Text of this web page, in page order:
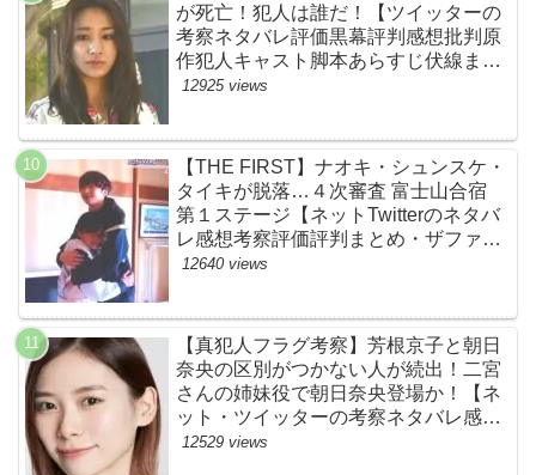
が死亡！犯人は誰だ！【ツイッターの
考察ネタバレ評価黒幕評判感想批判原
作犯人キャスト脚本あらすじ伏線まと
め】
12925 views
【THE FIRST】ナオキ・シュンスケ・
タイキが脱落…４次審査 富士山合宿
第１ステージ【ネットTwitterのネタバ
レ感想考察評価評判まとめ・ザファー
スト・スッキリ・BE:FIRST・ビーフ
12640 views
【真犯人フラグ考察】芳根京子と朝日
奈央の区別がつかない人が続出！二宮
さんの姉妹役で朝日奈央登場か！【ネ
ット・ツイッターの考察ネタバレ感想
評価評判あらすじ原作犯人キャスト黒
12529 views